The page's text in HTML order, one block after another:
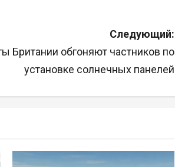
Следующий:
Британии обгоняют частников по
установке солнечных панелей